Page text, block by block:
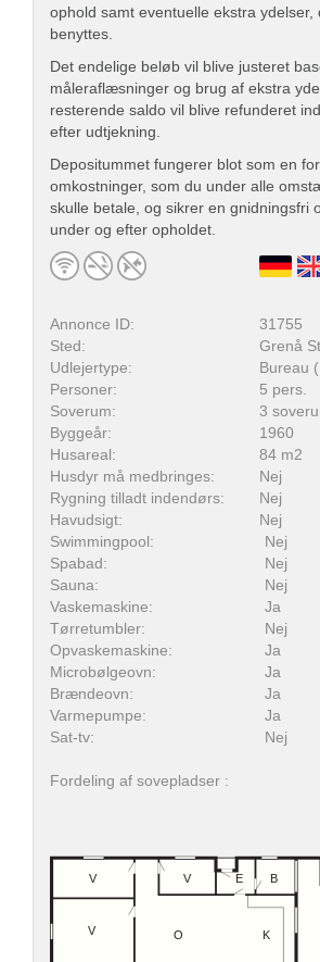
ophold samt eventuelle ekstra ydelser,
benyttes.
Det endelige beløb vil blive justeret
måleraflæsninger og brug af ekstra
resterende saldo vil blive refunderet
efter udtjekning.
Depositummet fungerer blot som en
omkostninger, som du under alle
skulle betale, og sikrer en gnidningsfri
under og efter opholdet.
Annonce ID:
31755
Sted:
Grenå
Udlejertype:
Bureau
Personer:
5 pers.
Soverum:
3
Byggeår:
1960
Husareal:
84 m2
Husdyr må medbringes:
Nej
Rygning tilladt indendørs:
Nej
Havudsigt:
Nej
Swimmingpool:
Nej
Spabad:
Nej
Sauna:
Nej
Vaskemaskine:
Ja
Tørretumbler:
Nej
Opvaskemaskine:
Ja
Microbølgeovn:
Ja
Brændeovn:
Ja
Varmepumpe:
Ja
Sat-tv:
Nej
Fordeling af sovepladser :